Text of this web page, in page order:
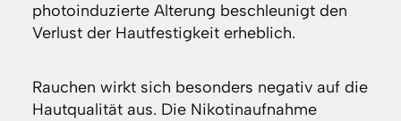
photoinduzierte Alterung beschleunigt den
Verlust der Hautfestigkeit erheblich.
Rauchen wirkt sich besonders negativ auf die
Hautqualität aus. Die Nikotinaufnahme